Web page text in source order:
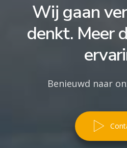
Wij gaan
denkt. Meer
Benieuwd naar